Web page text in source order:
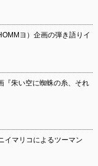
ヨ）企画の弾き語りイ
『朱い空に蜘蛛の糸、それ
イマリコによるツーマン